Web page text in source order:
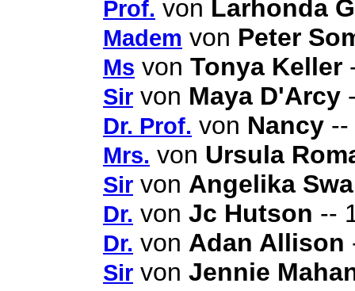
Prof. von Larhonda
Madem von Peter
Ms von Tonya Keller
Sir von Maya D'Arcy
Dr. Prof. von Nancy --
Mrs. von Ursula
Sir von Angelika
Dr. von Jc Hutson --
Dr. von Adan Allison
Sir von Jennie